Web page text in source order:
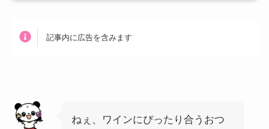
記事内に広告を含みます
ねぇ、ワインにぴったり合うおつ